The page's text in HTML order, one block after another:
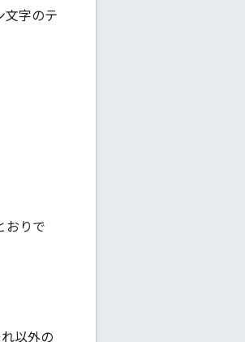
文字のテ
おりで
以外の